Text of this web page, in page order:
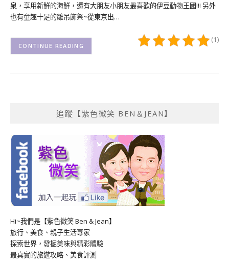
泉，享用新鮮的海鮮，還有大朋友小朋友最喜歡的伊豆動物王國!!! 另外
也有童趣十足的雛吊飾祭~從東京出…
(1)
CONTINUE READING
追蹤【紫色微笑 BEN＆JEAN】
Hi~我們是【紫色微笑 Ben & Jean】
旅行、美食、親子生活專家
探索世界，發掘美味與精彩體驗
最真實的旅遊攻略、美食評測